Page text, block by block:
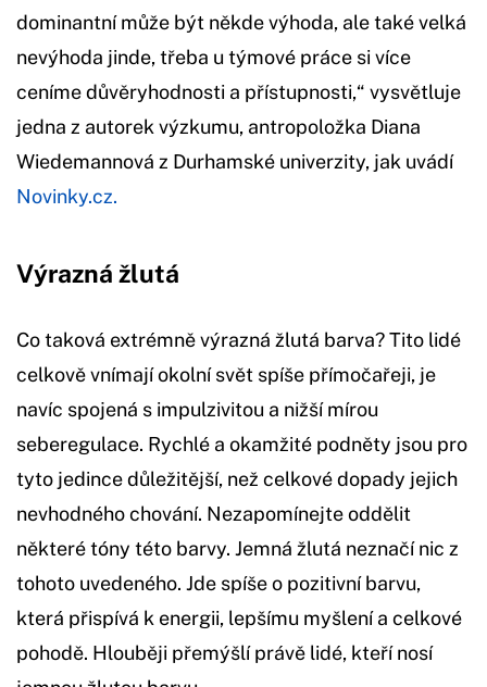
dominantní může být někde výhoda, ale také velká
nevýhoda jinde, třeba u týmové práce si více
ceníme důvěryhodnosti a přístupnosti,“ vysvětluje
jedna z autorek výzkumu, antropoložka Diana
Wiedemannová z Durhamské univerzity, jak uvádí
Novinky.cz.
Výrazná žlutá
Co taková extrémně výrazná žlutá barva? Tito lidé
celkově vnímají okolní svět spíše přímočařeji, je
navíc spojená s impulzivitou a nižší mírou
seberegulace. Rychlé a okamžité podněty jsou pro
tyto jedince důležitější, než celkové dopady jejich
nevhodného chování. Nezapomínejte oddělit
některé tóny této barvy. Jemná žlutá neznačí nic z
tohoto uvedeného. Jde spíše o pozitivní barvu,
která přispívá k energii, lepšímu myšlení a celkové
pohodě. Hlouběji přemýšlí právě lidé, kteří nosí